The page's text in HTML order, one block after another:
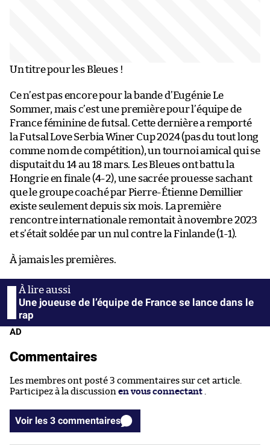
Un titre pour les Bleues !
Ce n’est pas encore pour la bande d’Eugénie Le
Sommer, mais c’est une première pour l’équipe de
France féminine de futsal. Cette dernière a remporté
la Futsal Love Serbia Winer Cup 2024 (pas du tout long
comme nom de compétition), un tournoi amical qui se
disputait du 14 au 18 mars. Les Bleues ont battu la
Hongrie en finale (4-2), une sacrée prouesse sachant
que le groupe coaché par Pierre-Étienne Demillier
existe seulement depuis six mois. La première
rencontre internationale remontait à novembre 2023
et s’était soldée par un nul contre la Finlande (1-1).
À jamais les premières.
Une joueuse de l’équipe de France se lance dans le
rap
AD
Commentaires
Les membres ont posté 3 commentaires sur cet article.
Participez à la discussion en vous connectant
Voir les 3 commentaires